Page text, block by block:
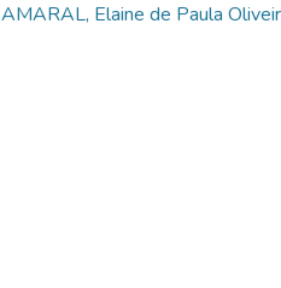
AMARAL, Elaine de Paula